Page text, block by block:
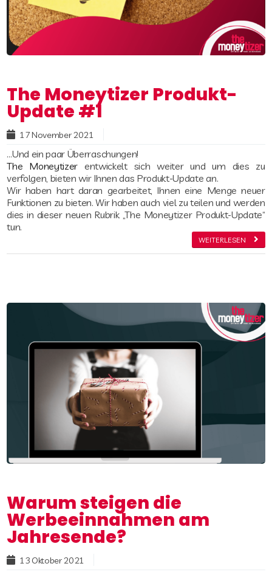
Publisher sie
integrieren
23 Februar 2023
7 Februar 2023
Nachteile
Website
verbessern?
19 Dezember 2022
1 Dezember 2022
27 Oktober 2022
The Moneytizer Produkt-
Update #1
17 November 2021
…Und ein paar Überraschungen!
The Moneytizer entwickelt sich weiter und um dies zu
verfolgen, bieten wir Ihnen das Produkt-Update an.
Wir haben hart daran gearbeitet, Ihnen eine Menge neuer
Funktionen zu bieten. Wir haben auch viel zu teilen und werden
dies in dieser neuen Rubrik „The Moneytizer Produkt-Update“
tun.
WEITERLESEN
Warum steigen die
Werbeeinnahmen am
Jahresende?
13 Oktober 2021